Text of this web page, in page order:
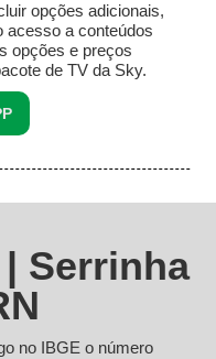
opções adicionais,
acesso a conteúdos
opções e preços
de TV da Sky.
Serrinha
no IBGE o número